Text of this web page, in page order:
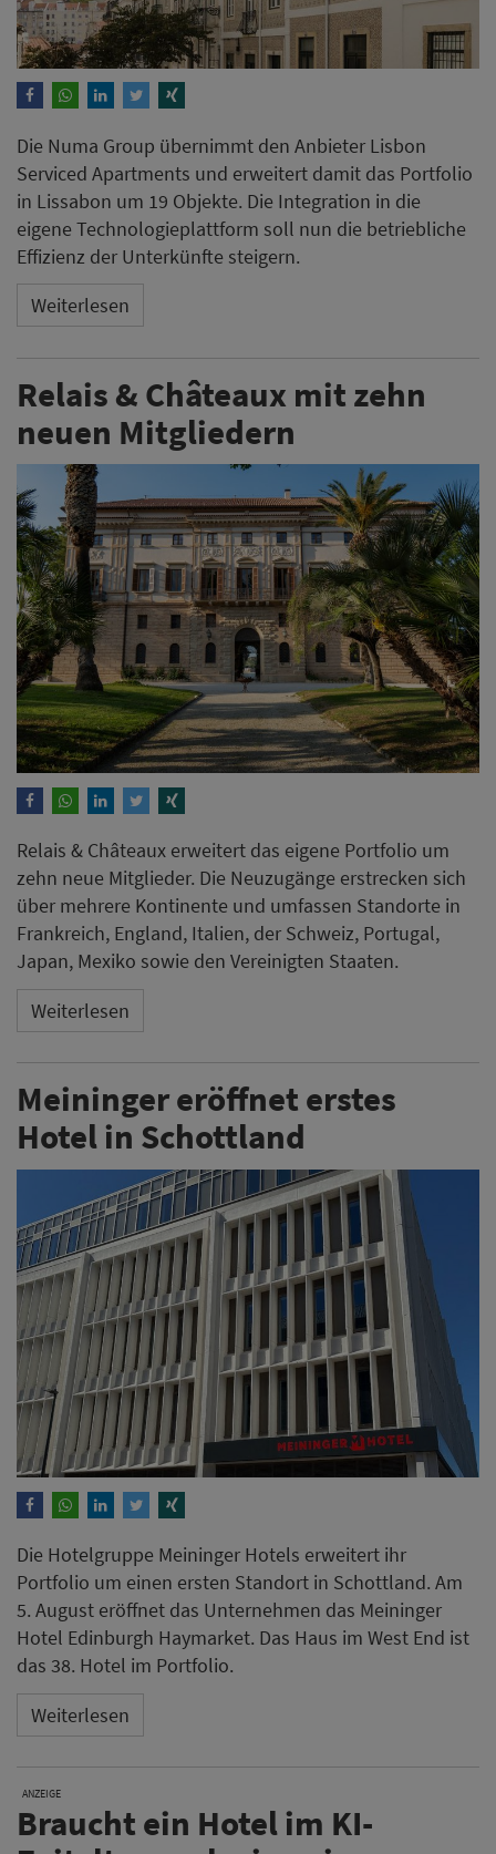
Die Numa Group übernimmt den Anbieter Lisbon
Serviced Apartments und erweitert damit das Portfolio
in Lissabon um 19 Objekte. Die Integration in die
eigene Technologieplattform soll nun die betriebliche
Effizienz der Unterkünfte steigern.
Weiterlesen
Relais & Châteaux mit zehn
neuen Mitgliedern
Relais & Châteaux erweitert das eigene Portfolio um
zehn neue Mitglieder. Die Neuzugänge erstrecken sich
über mehrere Kontinente und umfassen Standorte in
Frankreich, England, Italien, der Schweiz, Portugal,
Japan, Mexiko sowie den Vereinigten Staaten.
Weiterlesen
Meininger eröffnet erstes
Hotel in Schottland
Die Hotelgruppe Meininger Hotels erweitert ihr
Portfolio um einen ersten Standort in Schottland. Am
5. August eröffnet das Unternehmen das Meininger
Hotel Edinburgh Haymarket. Das Haus im West End ist
das 38. Hotel im Portfolio.
Weiterlesen
ANZEIGE
Braucht ein Hotel im KI-